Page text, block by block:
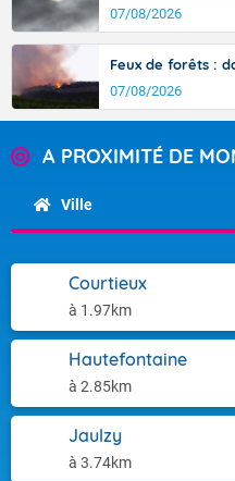
07/08/2026
Feux de forêts :
07/08/2026
A PROXIMITÉ DE
Ville
Courtieux
à 1.97km
Hautefontaine
à 2.85km
Jaulzy
à 3.74km